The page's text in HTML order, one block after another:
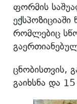
ფორმის
რომლებიც
ცნობისთვის,
გაიხსნა და